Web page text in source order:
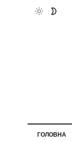
ГОЛОВНА